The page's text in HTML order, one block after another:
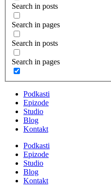
Search in posts
Search in pages
Search in posts
Search in pages
Podkasti
Epizode
Studio
Blog
Kontakt
Podkasti
Epizode
Studio
Blog
Kontakt